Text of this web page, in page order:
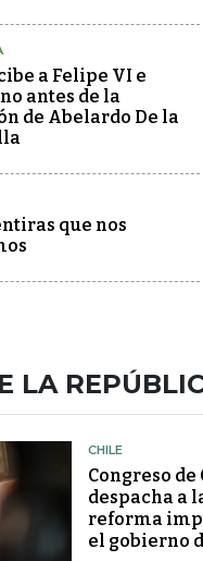
a Felipe VI e
antes de la
de Abelardo De la
que nos
LA
CHILE
Congreso de
despacha a
reforma
el gobierno